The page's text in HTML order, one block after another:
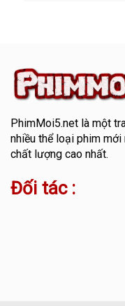
PhimMoi5.netlà một
nhiều thể loại phim
chất lượng cao nhất.
Đối tác :